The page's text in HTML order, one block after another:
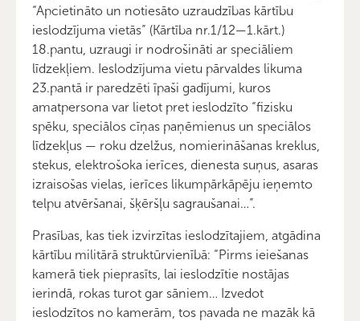
“Apcietināto un notiesāto uzraudzības kārtību
ieslodzījuma vietās” (Kārtība nr.1/12—1.kārt.)
18.pantu, uzraugi ir nodrošināti ar speciāliem
līdzekļiem. Ieslodzījuma vietu pārvaldes likuma
23.pantā ir paredzēti īpaši gadījumi, kuros
amatpersona var lietot pret ieslodzīto “fizisku
spēku, speciālos cīņas paņēmienus un speciālos
līdzekļus — roku dzelžus, nomierināšanas kreklus,
stekus, elektrošoka ierīces, dienesta suņus, asaras
izraisošas vielas, ierīces likumpārkāpēju ieņemto
telpu atvēršanai, šķēršļu sagraušanai…”.
Prasības, kas tiek izvirzītas ieslodzītajiem, atgādina
kārtību militārā struktūrvienībā: “Pirms ieiešanas
kamerā tiek pieprasīts, lai ieslodzītie nostājas
ierindā, rokas turot gar sāniem… Izvedot
ieslodzītos no kamerām, tos pavada ne mazāk kā